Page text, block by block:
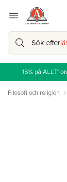
Sök efter
15% på ALLT*
Filosofi och religion